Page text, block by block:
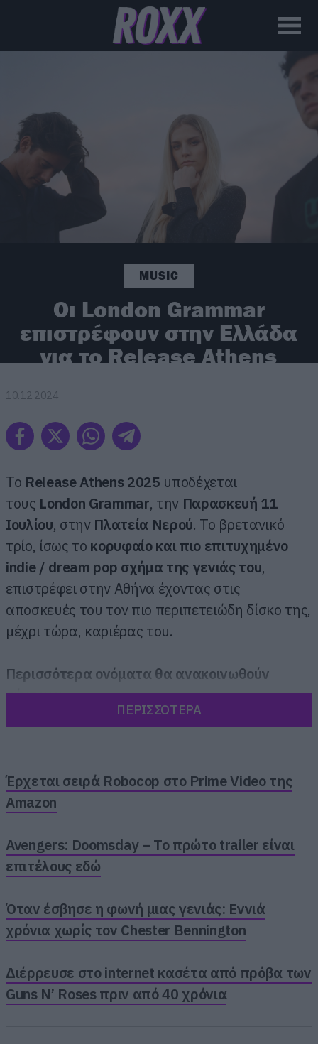
MUSIC
Οι London Grammar
επιστρέφουν στην Ελλάδα
για το Release Athens
10.12.2024
To ReleaseAthens 2025 υποδέχεται
τους London Grammar, την Παρασκευή 11
Ιουλίου, στην Πλατεία Νερού. To βρετανικό
τρίο, ίσως το κορυφαίο και πιο επιτυχημένο
indie / dream pop σχήμα της γενιάς του,
επιστρέφει στην Αθήνα έχοντας στις
αποσκευές του τον πιο περιπετειώδη δίσκο της,
μέχρι τώρα, καριέρας του.
Περισσότερα ονόματα θα ανακοινωθούν
σύντομα.
ΠΕΡΙΣΣΟΤΕΡΑ
Έρχεται σειρά Robocop στο Prime Video της
Amazon
Avengers: Doomsday – Το πρώτο trailer είναι
επιτέλους εδώ
Όταν έσβησε η φωνή μιας γενιάς: Εννιά
χρόνια χωρίς τον Chester Bennington
Διέρρευσε στο internet κασέτα από πρόβα των
Guns N’ Roses πριν από 40 χρόνια